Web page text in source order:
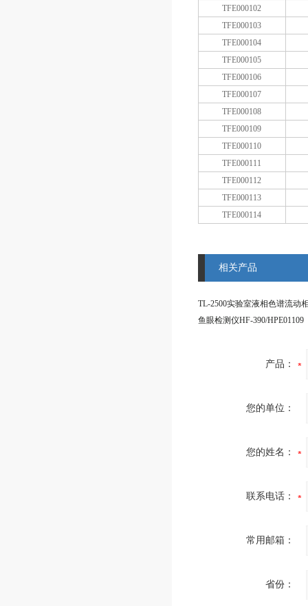
TFE000102
TFE000103
TFE000104
TFE000105
TFE000106
TFE000107
TFE000108
TFE000109
TFE000110
TFE000111
TFE000112
TFE000113
TFE000114
相关产品
TL-2500实验室液相色谱流动
鱼眼检测仪HF-390/HPE01109
产品：
您的单位：
您的姓名：
联系电话：
常用邮箱：
省份：